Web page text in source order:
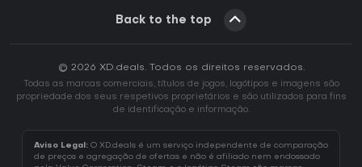
Back to the top
© 2026 XD.deals. Todos os direitos reservados.
Todas as marcas comerciais, títulos de jogos, logótipos e imagens são
propriedade dos seus respetivos proprietários e são utilizados para fins
de identificação e informação.
Aviso Legal: O XD.deals é um serviço independente de comparação
de preços e agregação de ofertas e não é afiliado nem endossado